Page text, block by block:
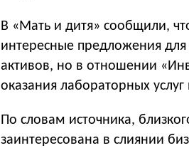
В «Мать и дитя» сообщили,
интересные предложения для
активов, но в отношении
оказания лабораторных
По словам источника,
заинтересована в слиянии